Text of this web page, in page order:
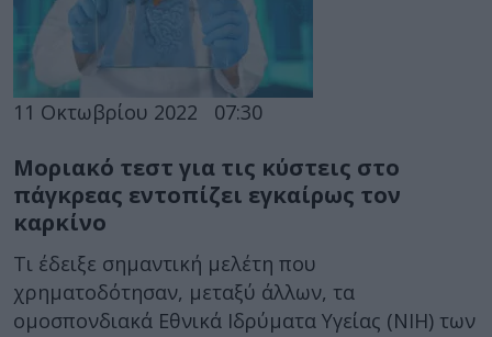
11 Οκτωβρίου 2022 07:30
Μοριακό τεστ για τις κύστεις στο
πάγκρεας εντοπίζει εγκαίρως τον
καρκίνο
Τι έδειξε σημαντική μελέτη που
χρηματοδότησαν, μεταξύ άλλων, τα
ομοσπονδιακά Εθνικά Ιδρύματα Υγείας (ΝΙΗ) των